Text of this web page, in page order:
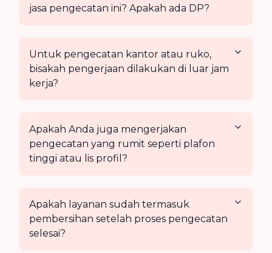
jasa pengecatan ini? Apakah ada DP?
Untuk pengecatan kantor atau ruko,
bisakah pengerjaan dilakukan di luar jam
kerja?
Apakah Anda juga mengerjakan
pengecatan yang rumit seperti plafon
tinggi atau lis profil?
Apakah layanan sudah termasuk
pembersihan setelah proses pengecatan
selesai?